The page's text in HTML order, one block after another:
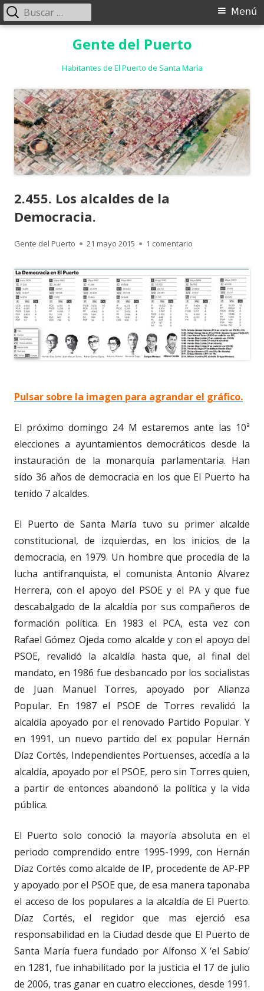
Gente del Puerto
Habitantes de El Puerto de Santa María
Menú
Menú
Buscar:
2.455. Los alcaldes de la
Democracia.
Autor
Gente del Puerto
Publicado
21 mayo 2015 1 comentario
Pulsar sobre la imagen para agrandar el gráfico.
El próximo domingo 24 M estaremos ante las 10ª
elecciones a ayuntamientos democráticos desde la
instauración de la monarquía parlamentaria. Han
sido 36 años de democracia en los que El Puerto ha
tenido 7 alcaldes.
El Puerto de Santa María tuvo su primer alcalde
constitucional, de izquierdas, en los inicios de la
democracia, en 1979. Un hombre que procedía de la
lucha antifranquista, el comunista Antonio Alvarez
Herrera, con el apoyo del PSOE y el PA y que fue
descabalgado de la alcaldía por sus compañeros de
formación política. En 1983 el PCA, esta vez con
Rafael Gómez Ojeda como alcalde y con el apoyo del
PSOE, revalidó la alcaldía hasta que, al final del
mandato, en 1986 fue desbancado por los socialistas
de Juan Manuel Torres, apoyado por Alianza
Popular. En 1987 el PSOE de Torres revalidó la
alcaldía apoyado por el renovado Partido Popular. Y
en 1991, un nuevo partido del ex popular Hernán
Díaz Cortés, Independientes Portuenses, accedía a la
alcaldía, apoyado por el PSOE, pero sin Torres quien,
a partir de entonces abandonó la política y la vida
pública.
El Puerto solo conoció la mayoría absoluta en el
periodo comprendido entre 1995-1999, con Hernán
Díaz Cortés como alcalde de IP, procedente de AP-PP
y apoyado por el PSOE que, de esa manera taponaba
el acceso de los populares a la alcaldía de El Puerto.
Díaz Cortés, el regidor que mas ejerció esa
responsabilidad en la Ciudad desde que El Puerto de
Santa María fuera fundado por Alfonso X ‘el Sabio’
en 1281, fue inhabilitado por la justicia el 17 de julio
de 2006, tras ganar en cuatro elecciones, desde 1991.